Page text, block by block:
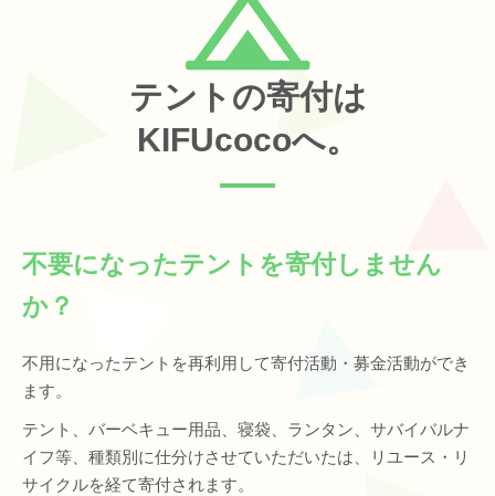
テントの寄付は
KIFUcocoへ。
不要になったテントを寄付しません
か？
不用になったテントを再利用して寄付活動・募金活動ができ
ます。
テント、バーベキュー用品、寝袋、ランタン、サバイバルナ
イフ等、種類別に仕分けさせていただいたは、リユース・リ
サイクルを経て寄付されます。